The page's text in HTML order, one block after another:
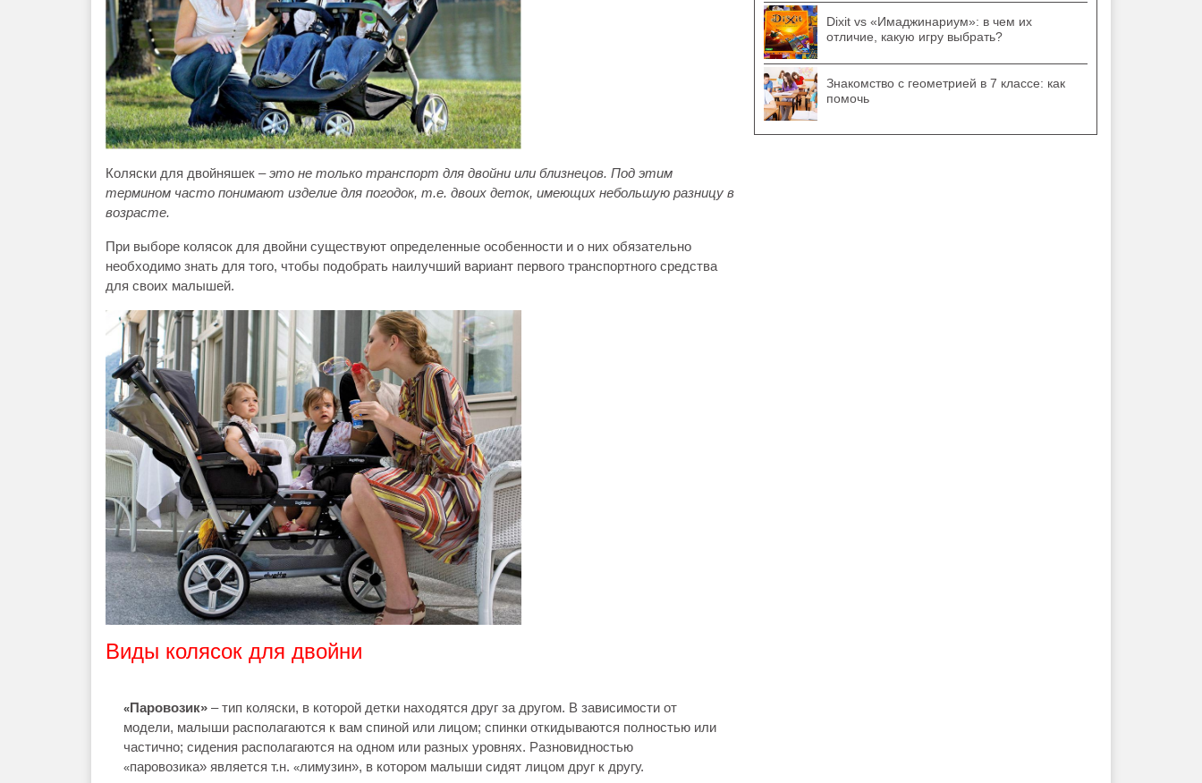
Коляски для двойняшек – это не только транспорт для двойни или близнецов. Под этим
термином часто понимают изделие для погодок, т.е. двоих деток, имеющих небольшую разницу в
возрасте.
При выборе колясок для двойни существуют определенные особенности и о них обязательно
необходимо знать для того, чтобы подобрать наилучший вариант первого транспортного средства
для своих малышей.
Виды колясок для двойни
«Паровозик» – тип коляски, в которой детки находятся друг за другом. В зависимости от
модели, малыши располагаются к вам спиной или лицом; спинки откидываются полностью или
частично; сидения располагаются на одном или разных уровнях. Разновидностью
«паровозика» является т.н. «лимузин», в котором малыши сидят лицом друг к другу.
Dixit vs «Имаджинариум»: в чем их
отличие, какую игру выбрать?
Знакомство с геометрией в 7 классе: как
помочь